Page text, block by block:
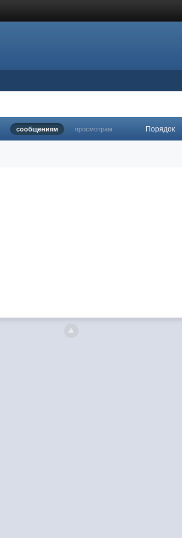
сообщениям просмотрам Порядок